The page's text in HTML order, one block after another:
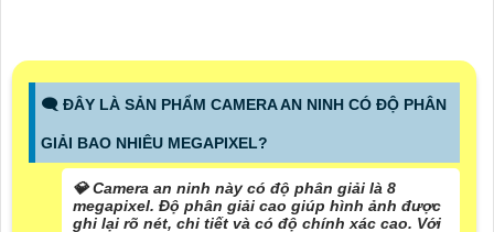
🗨️ ĐÂY LÀ SẢN PHẨM CAMERA AN NINH CÓ ĐỘ PHÂN
GIẢI BAO NHIÊU MEGAPIXEL?
💎 Camera an ninh này có độ phân giải là 8
megapixel. Độ phân giải cao giúp hình ảnh được
ghi lại rõ nét, chi tiết và có độ chính xác cao. Với